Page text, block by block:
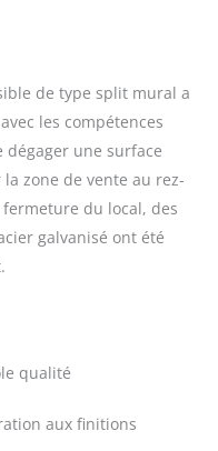
de type split mural a
les compétences
une surface
zone de vente au rez-
du local, des
galvanisé ont été
qualité
aux finitions